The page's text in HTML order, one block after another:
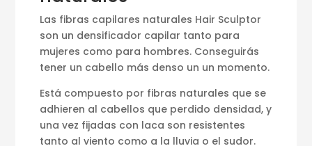
Las fibras capilares naturales Hair Sculptor
son un densificador capilar tanto para
mujeres como para hombres. Conseguirás
tener un cabello más denso un un momento.
Está compuesto por fibras naturales que se
adhieren al cabellos que perdido densidad, y
una vez fijadas con laca son resistentes
tanto al viento como a la lluvia o el sudor.